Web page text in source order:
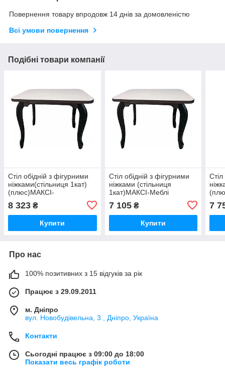
Повернення товару впродовж 14 днів за домовленістю
Всі умови повернення
Подібні товари компанії
Стіл обідній з фігурними
ніжками(стільниця 1кат)
(плюс)МАКСІ-
Венге темний (10514)
шир.1100
8 323 ₴
Купити
Стіл обідній з фігурними
ніжками (стільниця
1кат)МАКСІ-Меблі
темний (10507) шир.800
7 105₴
Купити
7
Про нас
100% позитивних з 15 відгуків за рік
Працює з 29.09.2011
м. Дніпро
вул. Новобудівельна, 3 , Дніпро, Україна
Контакти
Сьогодні працює з 09:00 до 18:00
Показати весь графік роботи